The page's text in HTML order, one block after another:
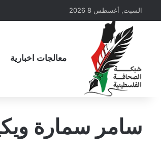
السبت, أغسطس 8 2026
معالجات اخبارية
سامر سمارة